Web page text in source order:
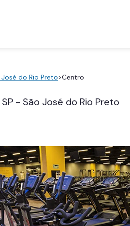
do Rio Preto>Centro
- São José do Rio Preto